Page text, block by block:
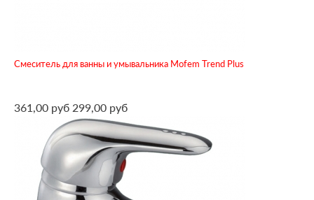
Смеситель для ванны и умывальника Mofem Trend Plus
361,00 руб 299,00 руб